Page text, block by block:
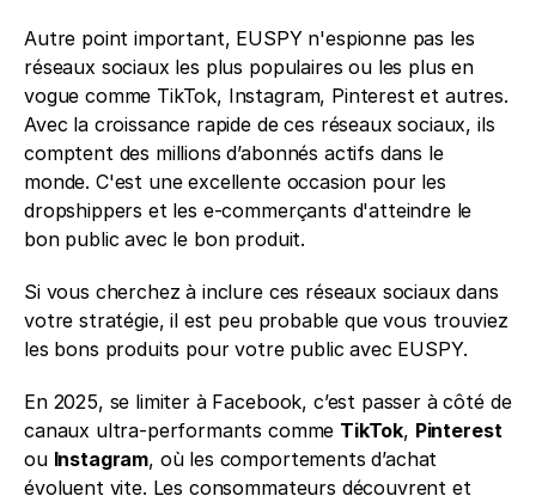
Autre point important, EUSPY n'espionne pas les
réseaux sociaux les plus populaires ou les plus en
vogue comme TikTok, Instagram, Pinterest et autres.
Avec la croissance rapide de ces réseaux sociaux, ils
comptent des millions d’abonnés actifs dans le
monde. C'est une excellente occasion pour les
dropshippers et les e-commerçants d'atteindre le
bon public avec le bon produit.
Si vous cherchez à inclure ces réseaux sociaux dans
votre stratégie, il est peu probable que vous trouviez
les bons produits pour votre public avec EUSPY.
En 2025, se limiter à Facebook, c’est passer à côté de
canaux ultra-performants comme TikTok, Pinterest
ou Instagram, où les comportements d’achat
évoluent vite. Les consommateurs découvrent et